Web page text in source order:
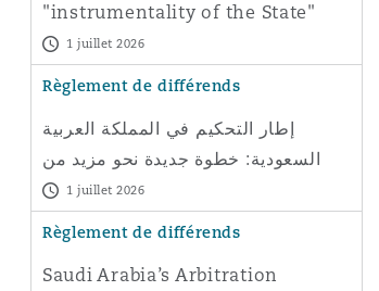
"instrumentality of the State"
doctrine where its application
would
1 juillet 2026
Règlement de différends
إطار التحكيم في المملكة العربية
السعودية: خطوة جديدة نحو مزيد من
الشفافية
1 juillet 2026
Règlement de différends
Saudi Arabia’s Arbitration